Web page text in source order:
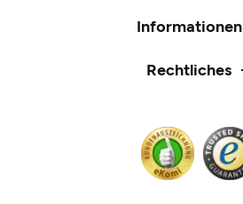
Informationen
Rechtliches